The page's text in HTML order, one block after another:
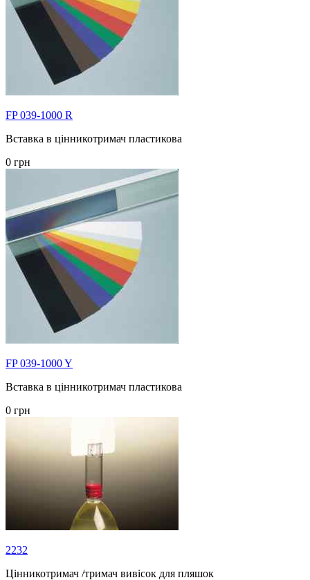
FP 039-1000 R
Вставка в цінникотримач пластикова
0 грн
FP 039-1000 Y
Вставка в цінникотримач пластикова
0 грн
2232
Цінникотримач /тримач вивісок для пляшок